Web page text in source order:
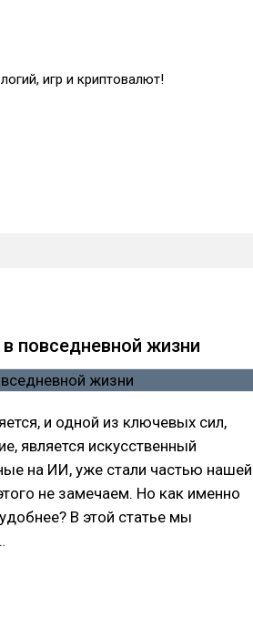
игр и криптовалют!
повседневной жизни
и одной из ключевых сил,
является искусственный
на ИИ, уже стали частью нашей
не замечаем. Но как именно
В этой статье мы